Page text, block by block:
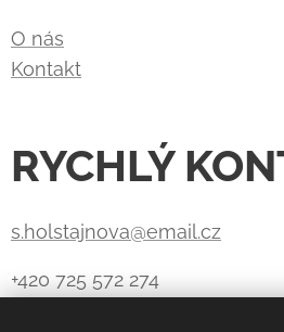
O nás
Kontakt
RYCHLÝ
s.holstajnova@email.cz
+420 725 572 274